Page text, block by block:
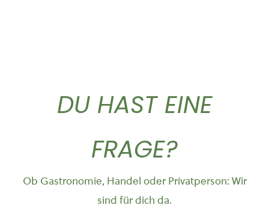
DU HAST EINE
FRAGE?
Ob Gastronomie, Handel oder Privatperson: Wir
sind für dich da.